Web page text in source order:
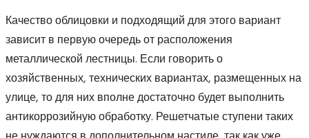
Качество облицовки и подходящий для этого вариант
зависит в первую очередь от расположения
металлической лестницы. Если говорить о
хозяйственных, технических вариантах, размещенных на
улице, то для них вполне достаточно будет выполнить
антикоррозийную обработку. Решетчатые ступени таких